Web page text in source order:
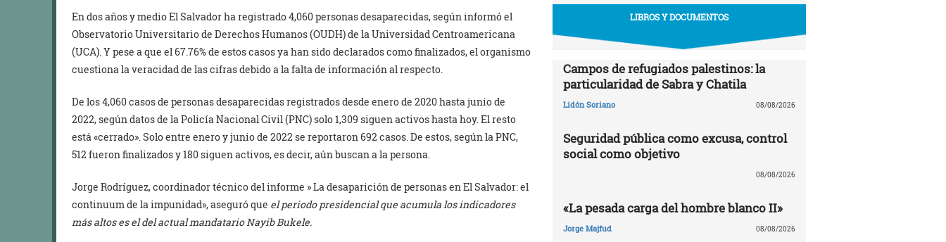
En dos años y medio El Salvador ha registrado 4,060 personas desaparecidas, según informó el
Observatorio Universitario de Derechos Humanos (OUDH) de la Universidad Centroamericana
(UCA). Y pese a que el 67.76% de estos casos ya han sido declarados como finalizados, el organismo
cuestiona la veracidad de las cifras debido a la falta de información al respecto.
De los 4,060 casos de personas desaparecidas registrados desde enero de 2020 hasta junio de
2022, según datos de la Policía Nacional Civil (PNC) solo 1,309 siguen activos hasta hoy. El resto
está «cerrado». Solo entre enero y junio de 2022 se reportaron 692 casos. De estos, según la PNC,
512 fueron finalizados y 180 siguen activos, es decir, aún buscan a la persona.
Jorge Rodríguez, coordinador técnico del informe » La desaparición de personas en El Salvador: el
continuum de la impunidad», aseguró que el periodo presidencialque acumula los indicadores
más altos es el del actual mandatario Nayib Bukele.
LIBROS Y DOCUMENTOS
Campos de refugiados palestinos: la
particularidad de Sabra y Chatila
Lidón Soriano 08/08/2026
Seguridad pública como excusa, control
social como objetivo
08/08/2026
«La pesada carga del hombre blanco II»
Jorge Majfud 08/08/2026